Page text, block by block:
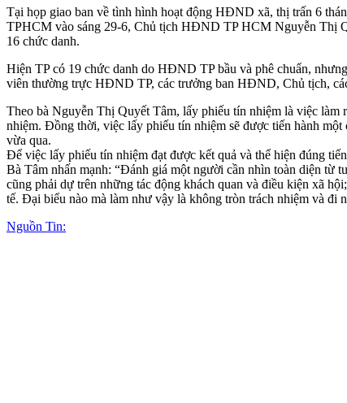
Tại họp giao ban về tình hình hoạt động HĐND xã, thị trấn 6
TPHCM vào sáng 29-6, Chủ tịch HĐND TP HCM Nguyễn Thị
16 chức danh.
Hiện TP có 19 chức danh do HĐND TP bầu và phê chuẩn,
viên thường trực HĐND TP, các trưởng ban HĐND, Chủ tịch,
Theo bà Nguyễn Thị Quyết Tâm, lấy phiếu tín nhiệm là việc
nhiệm. Đồng thời, việc lấy phiếu tín nhiệm sẽ được tiến hành
vừa qua.
Để việc lấy phiếu tín nhiệm đạt được kết quả và thể hiện đúng
Bà Tâm nhấn mạnh: “Đánh giá một người cần nhìn toàn diện từ
cũng phải dự trên những tác động khách quan và điều kiện xã
tế. Đại biểu nào mà làm như vậy là không tròn trách nhiệm và đi
Nguồn Tin: